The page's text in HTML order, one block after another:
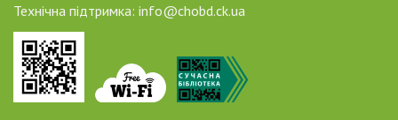
Технічна підтримка: info@chobd.ck.ua